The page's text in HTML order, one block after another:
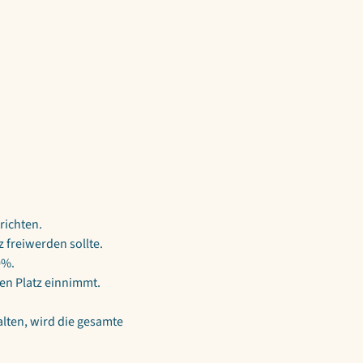
freiwerden sollte.
Platz einnimmt.
wird die gesamte